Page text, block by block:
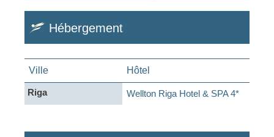
Hébergement
Ville Hôtel
Riga Wellton Riga Hotel & SPA 4*